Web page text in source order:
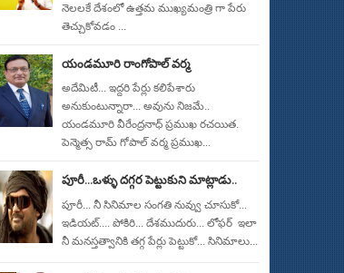
నెలలకే దేశంలో ఉత్తమ ముఖ్యమంత్రి గా పేరు
తెచ్చుకోవడం ...
యండమూరి రాంగోపాల్ వర్మ
అదేమిటీ... ఇద్దరి పేర్లు కలిపేశారు
అనుకుంటున్నారా... అవును నిజమే..
యండమూరి వీరేంద్రనాధ్ ప్రముఖ రచయిత.
పెన్మెత్స రామ్ గోపాల్ వర్మ ప్రముఖ...
పూరీ...ఒళ్ళు దగ్గర పెట్టుకుని మాట్లాడు..
పూరీ... నీ సినిమాల సంగతి నువ్వు చూసుకో...
ఇడియట్.... పోకిరి... దేశముదురు... లోఫర్ ఇలా
నీ మనస్తత్వానికి తగ్గ పేర్లు పెట్టుకో... సినిమాలు...